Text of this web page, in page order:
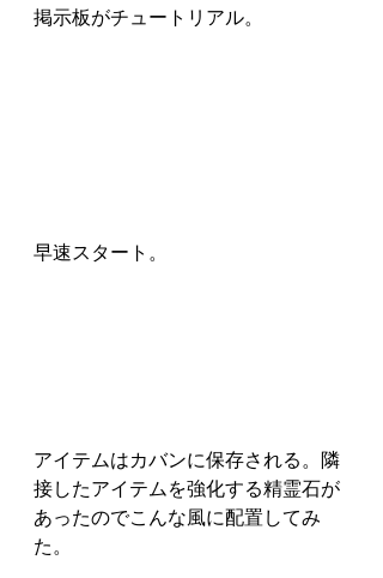
掲示板がチュートリアル。
早速スタート。
アイテムはカバンに保存される。隣
接したアイテムを強化する精霊石が
あったのでこんな風に配置してみ
た。